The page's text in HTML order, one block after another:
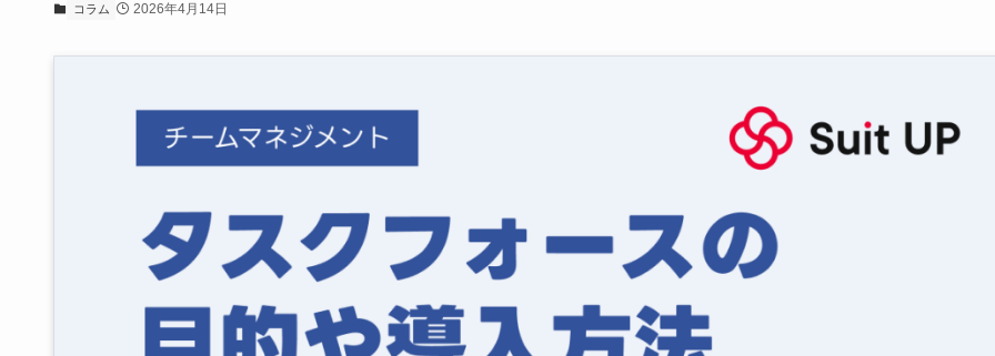
コラム 2026年4月14日